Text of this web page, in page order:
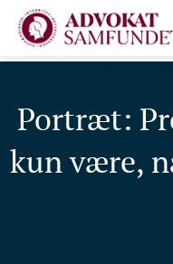
Portræt:
kun være,